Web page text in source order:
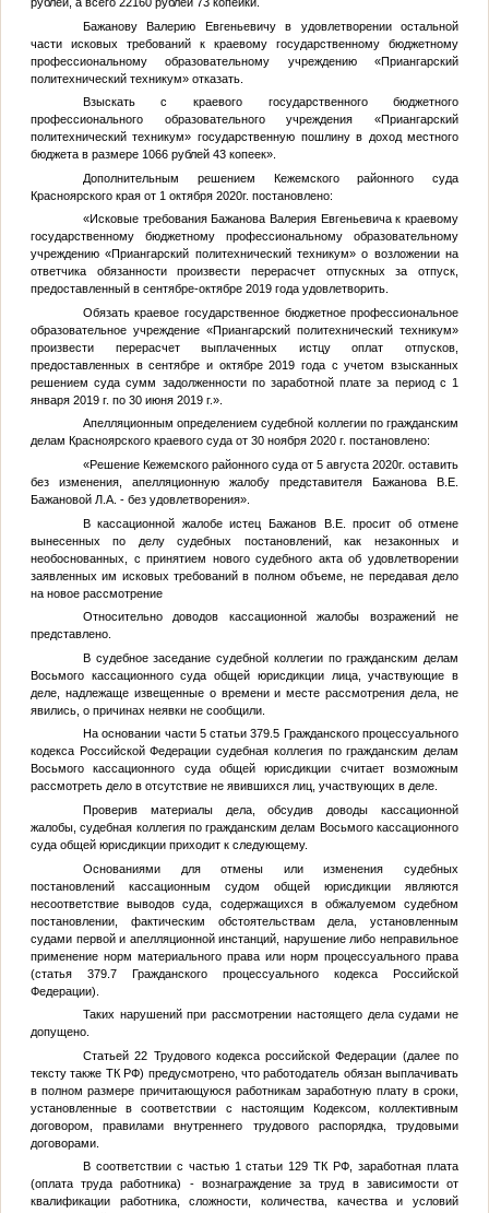
Бажанову Валерию Евгеньевичу в удовлетворении остальной
части исковых требований к краевому государственному бюджетному
профессиональному образовательному учреждению «Приангарский
политехнический техникум» отказать.
Взыскать с краевого государственного бюджетного
профессионального образовательного учреждения «Приангарский
политехнический техникум» государственную пошлину в доход местного
бюджета в размере 1066 рублей 43 копеек».
Дополнительным решением Кежемского районного суда
Красноярского края от 1 октября 2020г. постановлено:
«Исковые требования Бажанова Валерия Евгеньевича к краевому
государственному бюджетному профессиональному образовательному
учреждению «Приангарский политехнический техникум» о возложении на
ответчика обязанности произвести перерасчет отпускных за отпуск,
предоставленный в сентябре-октябре 2019 года удовлетворить.
Обязать краевое государственное бюджетное профессиональное
образовательное учреждение «Приангарский политехнический техникум»
произвести перерасчет выплаченных истцу оплат отпусков,
предоставленных в сентябре и октябре 2019 года с учетом взысканных
решением суда сумм задолженности по заработной плате за период с 1
января 2019 г. по 30 июня 2019 г.».
Апелляционным определением судебной коллегии по гражданским
делам Красноярского краевого суда от 30 ноября 2020 г. постановлено:
«Решение Кежемского районного суда от 5 августа 2020г. оставить
без изменения, апелляционную жалобу представителя Бажанова В.Е.
Бажановой Л.А. - без удовлетворения».
В кассационной жалобе истец Бажанов В.Е. просит об отмене
вынесенных по делу судебных постановлений, как незаконных и
необоснованных, с принятием нового судебного акта об удовлетворении
заявленных им исковых требований в полном объеме, не передавая дело
на новое рассмотрение
Относительно доводов кассационной жалобы возражений не
представлено.
В судебное заседание судебной коллегии по гражданским делам
Восьмого кассационного суда общей юрисдикции лица, участвующие в
деле, надлежаще извещенные о времени и месте рассмотрения дела, не
явились, о причинах неявки не сообщили.
На основании части 5 статьи 379.5 Гражданского процессуального
кодекса Российской Федерации судебная коллегия по гражданским делам
Восьмого кассационного суда общей юрисдикции считает возможным
рассмотреть дело в отсутствие не явившихся лиц, участвующих в деле.
Проверив материалы дела, обсудив доводы кассационной
жалобы, судебная коллегия по гражданским делам Восьмого кассационного
суда общей юрисдикции приходит к следующему.
Основаниями для отмены или изменения судебных
постановлений кассационным судом общей юрисдикции являются
несоответствие выводов суда, содержащихся в обжалуемом судебном
постановлении, фактическим обстоятельствам дела, установленным
судами первой и апелляционной инстанций, нарушение либо неправильное
применение норм материального права или норм процессуального права
(статья 379.7 Гражданского процессуального кодекса Российской
Федерации).
Таких нарушений при рассмотрении настоящего дела судами не
допущено.
Статьей 22 Трудового кодекса российской Федерации (далее по
тексту также ТК РФ) предусмотрено, что работодатель обязан выплачивать
в полном размере причитающуюся работникам заработную плату в сроки,
установленные в соответствии с настоящим Кодексом, коллективным
договором, правилами внутреннего трудового распорядка, трудовыми
договорами.
В соответствии с частью 1 статьи 129 ТК РФ, заработная плата
(оплата труда работника) - вознаграждение за труд в зависимости от
квалификации работника, сложности, количества, качества и условий